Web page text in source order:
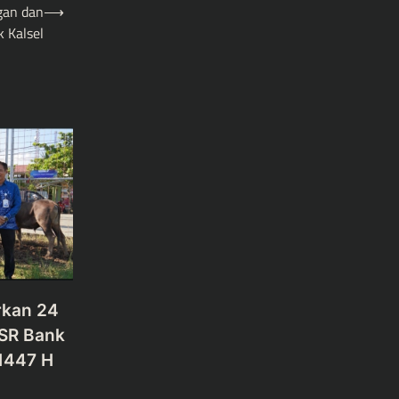
dan
Kalsel
⟶
24
Bank
H